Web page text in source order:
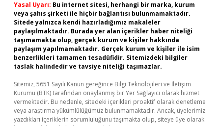
Yasal Uyarı: Bu internet sitesi, herhangi bir marka, kurum
veya şahıs şirketi ile hiçbir bağlantısı bulunmamaktadır.
Sitede yalnızca kendi hazırladığımız makaleler
paylaşılmaktadır. Burada yer alan içerikler haber niteliği
taşımamakta olup, gerçek kurum ve kişiler hakkında
paylaşım yapılmamaktadır. Gerçek kurum ve kişiler ile isim
benzerlikleri tamamen tesadüfidir. Sitemizdeki bilgiler
taslak halindedir ve tavsiye niteliği taşımazlar.
Sitemiz, 5651 Sayılı Kanun gereğince Bilgi Teknolojileri ve İletişim
Kurumu (BTK) tarafından onaylanmış bir Yer Sağlayıcı olarak hizmet
vermektedir. Bu nedenle, sitedeki içerikleri proaktif olarak denetleme
veya araştırma yükümlülüğümüz bulunmamaktadır. Ancak, üyelerimiz
yazdıkları içeriklerin sorumluluğunu taşımakta olup, siteye üye olarak